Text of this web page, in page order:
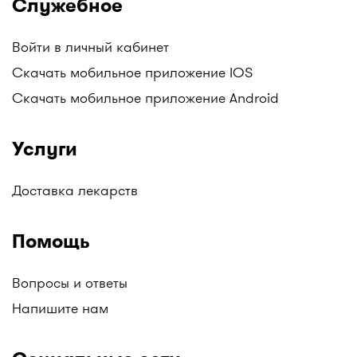
Войти в личный кабинет
Скачать мобильное приложение IOS
Скачать мобильное приложение Android
Услуги
Доставка лекарств
Помощь
Вопросы и ответы
Напишите нам